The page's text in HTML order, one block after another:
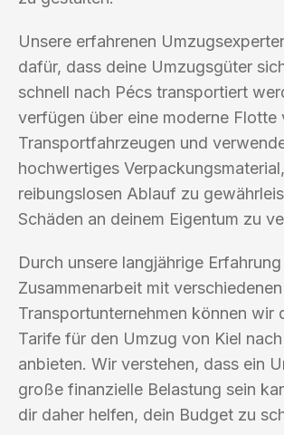
Unsere erfahrenen
dafür, dass deine Umzugsgüter
schnell nach Pécs transportiert
verfügen über eine moderne Flotte
Transportfahrzeugen und
hochwertiges
reibungslosen Ablauf zu
Schäden an deinem Eigentum zu
Durch unsere langjährige
Zusammenarbeit mit verschiedenen
Transportunternehmen können wir
Tarife für den Umzug von Kiel
anbieten. Wir verstehen, dass ein
große finanzielle Belastung sein
dir daher helfen, dein Budget zu